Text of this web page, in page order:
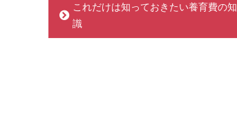
これだけは知っておきたい養育費の知
識